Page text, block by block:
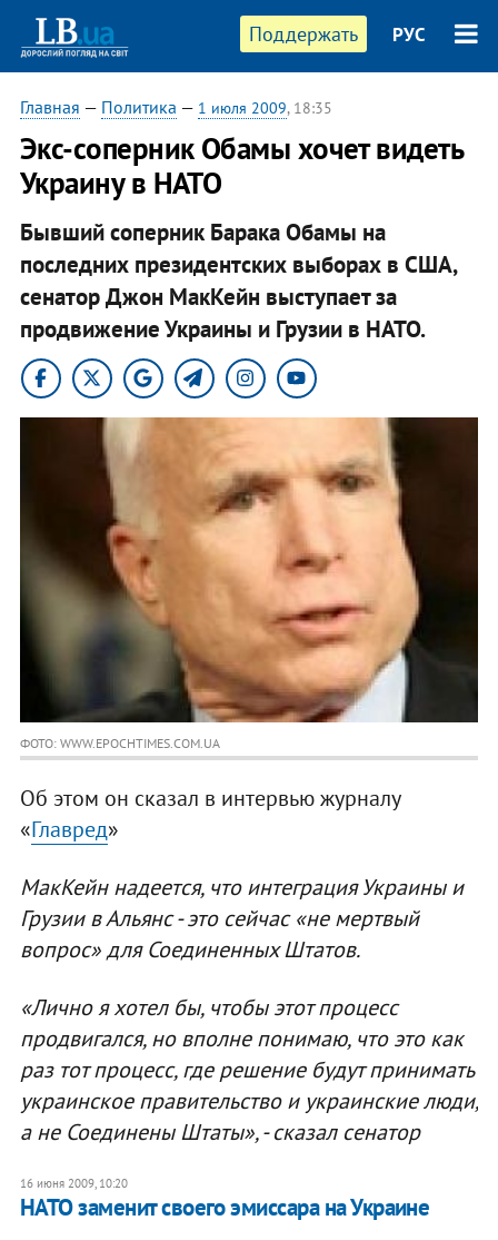
Поддержать РУС
Главная — Политика — 1 июля 2009, 18:35
Экс-соперник Обамы хочет видеть
Украину в НАТО
Бывший соперник Барака Обамы на
последних президентских выборах в США,
сенатор Джон МакКейн выступает за
продвижение Украины и Грузии в НАТО.
ФОТО: WWW.EPOCHTIMES.COM.UA
Об этом он сказал в интервью журналу
«Главред»
МакКейн надеется, что интеграция Украины и
Грузии в Альянс - это сейчас «не мертвый
вопрос» для Соединенных Штатов.
«Лично я хотел бы, чтобы этот процесс
продвигался, но вполне понимаю, что это как
раз тот процесс, где решение будут принимать
украинское правительство и украинские люди,
а не Соединены Штаты», - сказал сенатор
16 июня 2009, 10:20
НАТО заменит своего эмиссара на Украине